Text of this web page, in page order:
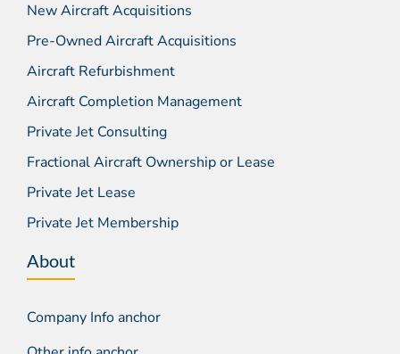
New Aircraft Acquisitions
Pre-Owned Aircraft Acquisitions
Aircraft Refurbishment
Aircraft Completion Management
Private Jet Consulting
Fractional Aircraft Ownership or Lease
Private Jet Lease
Private Jet Membership
About
Company Info anchor